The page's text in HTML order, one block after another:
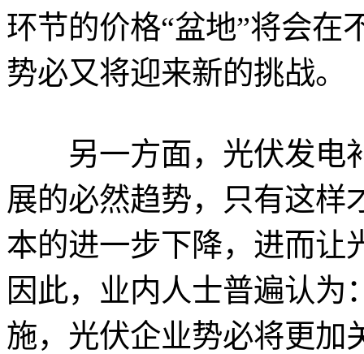
环节的价格“盆地”将会在
势必又将迎来新的挑战。
另一方面，光伏发电
展的必然趋势，只有这样
本的进一步下降，进而让
因此，业内人士普遍认为
施，光伏企业势必将更加